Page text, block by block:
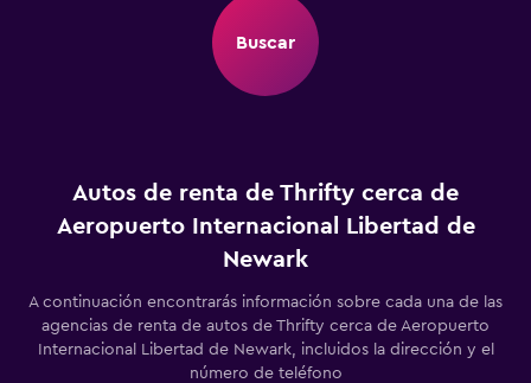
Buscar
Autos de renta de Thrifty cerca de
Aeropuerto Internacional Libertad de
Newark
A continuación encontrarás información sobre cada una de las
agencias de renta de autos de Thrifty cerca de Aeropuerto
Internacional Libertad de Newark, incluidos la dirección y el
número de teléfono